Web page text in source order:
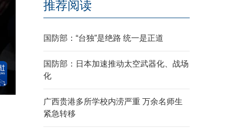
推荐阅读
国防部：“台独”是绝路 统一是正道
国防部：日本加速推动太空武器化、战场
化
广西贵港多所学校内涝严重 万余名师生
紧急转移